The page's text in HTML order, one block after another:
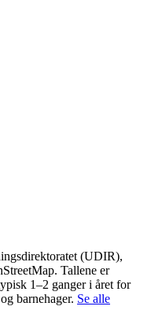
(UDIR),
Tallene er
1–2 ganger i året for
barnehager. Se alle